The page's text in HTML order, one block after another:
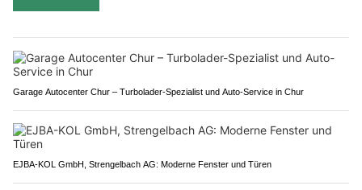
Garage Autocenter Chur – Turbolader-Spezialist und Auto-Service in Chur
EJBA-KOL GmbH, Strengelbach AG: Moderne Fenster und Türen